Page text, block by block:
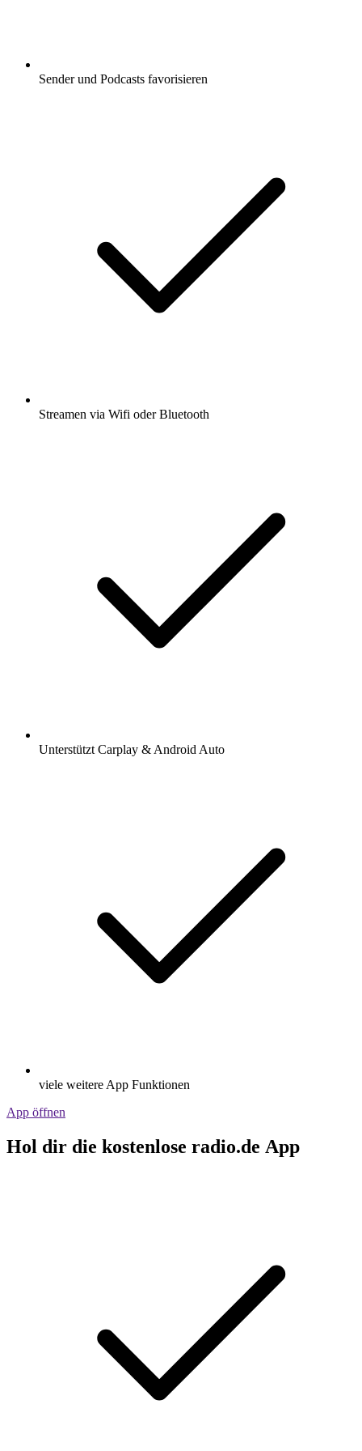
Sender und Podcasts favorisieren
Streamen via Wifi oder Bluetooth
Unterstützt Carplay & Android Auto
viele weitere App Funktionen
App öffnen
Hol dir die kostenlose radio.de App